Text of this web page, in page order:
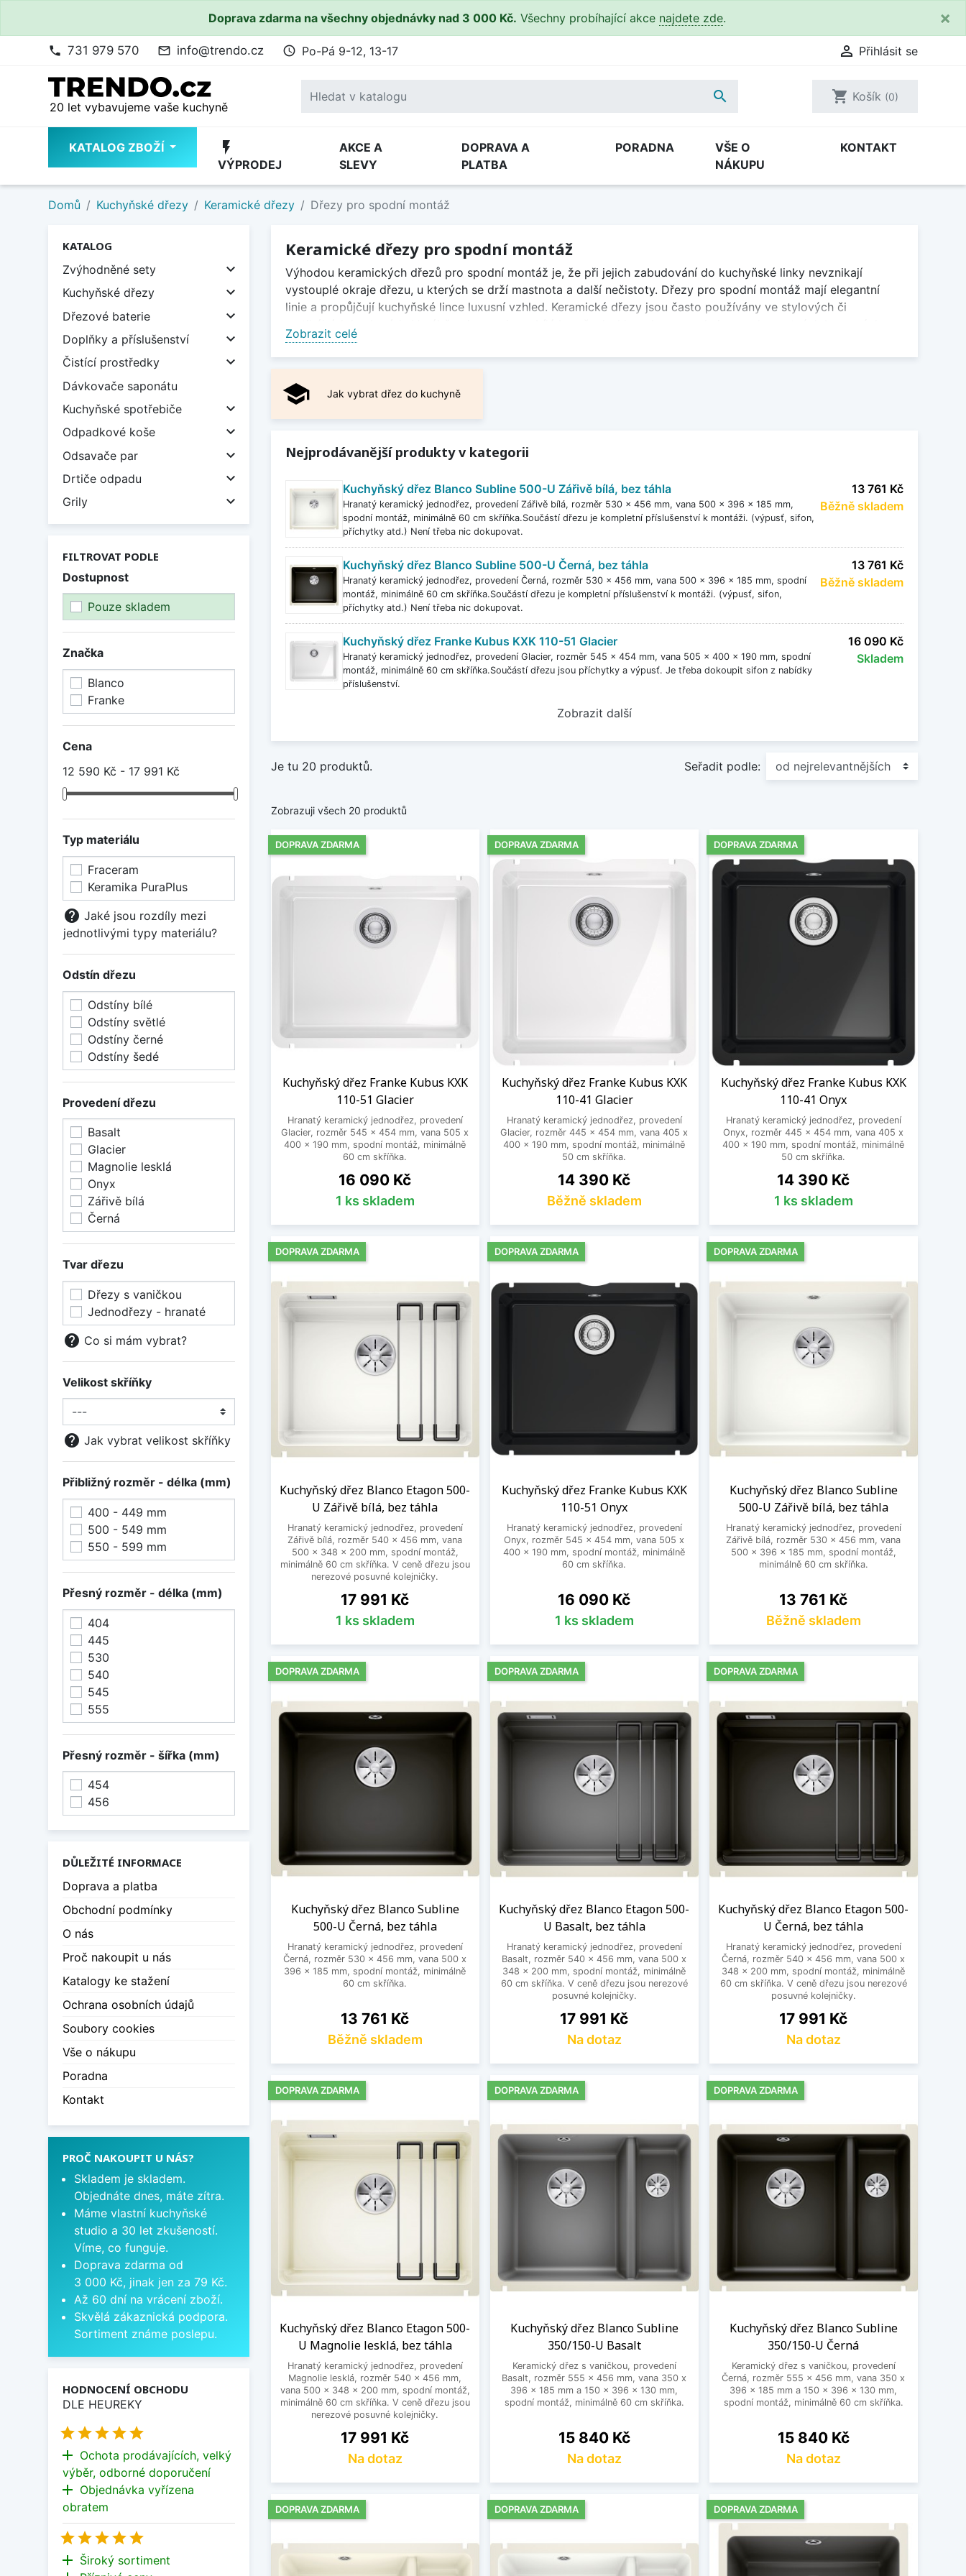
Doprava zdarma na všechny objednávky nad 3 000 Kč. Všechny probíhající akce najdete zde. ×
phone 731 979 570 mail_outline info@trendo.cz access_time Po-Pá 9-12, 13-17  Přihlásit se
20 let vybavujeme vaše kuchyně
 shopping_cart Košík (0)
KATALOG ZBOŽÍ flash_on
VÝPRODEJ
AKCE A
SLEVY
DOPRAVA A
PLATBA
PORADNA
VŠE O
NÁKUPU
KONTAKT
Domů Kuchyňské dřezy Keramické dřezy Dřezy pro spodní montáž
KATALOG
Zvýhodněné sety

Kuchyňské dřezy 
Dřezové baterie 
Doplňky a příslušenství 
Čistící prostředky 
Dávkovače saponátu
Kuchyňské spotřebiče

Odpadkové koše 
Odsavače par 
Drtiče odpadu 
Grily 
FILTROVAT PODLE
Dostupnost
Pouze skladem
Značka
Blanco
Franke
Cena
12 590 Kč - 17 991 Kč
Typ materiálu
Fraceram
Keramika PuraPlus
help Jaké jsou rozdíly mezi
jednotlivými typy materiálu?
Odstín dřezu
Odstíny bílé
Odstíny světlé
Odstíny černé
Odstíny šedé
Provedení dřezu
Basalt
Glacier
Magnolie lesklá
Onyx
Zářivě bílá
Černá
Tvar dřezu
Dřezy s vaničkou
Jednodřezy - hranaté
help Co si mám vybrat?
Velikost skříňky
help Jak vybrat velikost skříňky
Přibližný rozměr - délka (mm)
400 - 449 mm
500 - 549 mm
550 - 599 mm
Přesný rozměr - délka (mm)
404
445
530
540
545
555
Přesný rozměr - šířka (mm)
454
456
DŮLEŽITÉ INFORMACE
Doprava a platba
Obchodní podmínky
O nás
Proč nakoupit u nás
Katalogy ke stažení
Ochrana osobních údajů
Soubory cookies
Vše o nákupu
Poradna
Kontakt
PROČ NAKOUPIT U NÁS?
Skladem je skladem.
Objednáte dnes, máte zítra.
Máme vlastní kuchyňské
studio a 30 let zkušeností.
Víme, co funguje.
Doprava zdarma od
3 000 Kč, jinak jen za 79 Kč.
Až 60 dní na vrácení zboží.
Skvělá zákaznická podpora.
Sortiment známe poslepu.
HODNOCENÍ OBCHODU
DLE HEUREKY

add Ochota prodávajících, velký
výběr, odborné doporučení
add Objednávka vyřízena
obratem

add Široký sortiment
Keramické dřezy pro spodní montáž
Zobrazit celé
Výhodou keramických dřezů pro spodní montáž je, že při jejich zabudování do kuchyňské linky nevznikají
vystouplé okraje dřezu, u kterých se drží mastnota a další nečistoty. Dřezy pro spodní montáž mají elegantní
linie a propůjčují kuchyňské lince luxusní vzhled. Keramické dřezy jsou často používány ve stylových či
provedeních. Díky snadnému tvarování keramiky nabízejí keramické dřezy spoustu zajímavých tvarů. Jsou
odolné vůči působení tepla i agresivních chemikálií, jsou netečné k pachům, mají vynikající odolnost proti oděru a
Zobrazit méně
school Jak vybrat dřez do kuchyně
Nejprodávanější produkty v kategorii
Kuchyňský dřez Blanco Subline 500-U Zářivě bílá, bez táhla
Hranatý keramický jednodřez, provedení Zářivě bílá, rozměr 530 x 456 mm, vana 500 x 396 x 185 mm,
spodní montáž, minimálně 60 cm skříňka.Součástí dřezu je kompletní příslušenství k montáži. (výpusť, sifon,
příchytky atd.) Není třeba nic dokupovat.
13 761 Kč
Běžně skladem
Kuchyňský dřez Blanco Subline 500-U Černá, bez táhla
Hranatý keramický jednodřez, provedení Černá, rozměr 530 x 456 mm, vana 500 x 396 x 185 mm, spodní
montáž, minimálně 60 cm skříňka.Součástí dřezu je kompletní příslušenství k montáži. (výpusť, sifon,
příchytky atd.) Není třeba nic dokupovat.
13 761 Kč
Běžně skladem
Kuchyňský dřez Franke Kubus KXK 110-51 Glacier
Hranatý keramický jednodřez, provedení Glacier, rozměr 545 x 454 mm, vana 505 x 400 x 190 mm, spodní
montáž, minimálně 60 cm skříňka.Součástí dřezu jsou příchytky a výpusť. Je třeba dokoupit sifon z nabídky
příslušenství.
16 090 Kč
Skladem
Zobrazit další
Je tu 20 produktů. Seřadit podle:
Zobrazuji všech 20 produktů
Kuchyňský dřez Franke Kubus KXK
110-51 Glacier
Hranatý keramický jednodřez, provedení
Glacier, rozměr 545 x 454 mm, vana 505 x
400 x 190 mm, spodní montáž, minimálně
60 cm skříňka.
Cena
16 090 Kč
1 ks skladem
DOPRAVA ZDARMA
Kuchyňský dřez Franke Kubus KXK
110-41 Glacier
Hranatý keramický jednodřez, provedení
Glacier, rozměr 445 x 454 mm, vana 405 x
400 x 190 mm, spodní montáž, minimálně
50 cm skříňka.
Cena
14 390 Kč
Běžně skladem
DOPRAVA ZDARMA
Kuchyňský dřez Franke Kubus KXK
110-41 Onyx
Hranatý keramický jednodřez, provedení
Onyx, rozměr 445 x 454 mm, vana 405 x
400 x 190 mm, spodní montáž, minimálně
50 cm skříňka.
Cena
14 390 Kč
1 ks skladem
DOPRAVA ZDARMA
Kuchyňský dřez Blanco Etagon 500-
U Zářivě bílá, bez táhla
Hranatý keramický jednodřez, provedení
Zářivě bílá, rozměr 540 x 456 mm, vana
500 x 348 x 200 mm, spodní montáž,
minimálně 60 cm skříňka. V ceně dřezu jsou
nerezové posuvné kolejničky.
Cena
17 991 Kč
1 ks skladem
DOPRAVA ZDARMA
Kuchyňský dřez Franke Kubus KXK
110-51 Onyx
Hranatý keramický jednodřez, provedení
Onyx, rozměr 545 x 454 mm, vana 505 x
400 x 190 mm, spodní montáž, minimálně
60 cm skříňka.
Cena
16 090 Kč
1 ks skladem
DOPRAVA ZDARMA
Kuchyňský dřez Blanco Subline
500-U Zářivě bílá, bez táhla
Hranatý keramický jednodřez, provedení
Zářivě bílá, rozměr 530 x 456 mm, vana
500 x 396 x 185 mm, spodní montáž,
minimálně 60 cm skříňka.
Cena
13 761 Kč
Běžně skladem
DOPRAVA ZDARMA
Kuchyňský dřez Blanco Subline
500-U Černá, bez táhla
Hranatý keramický jednodřez, provedení
Černá, rozměr 530 x 456 mm, vana 500 x
396 x 185 mm, spodní montáž, minimálně
60 cm skříňka.
Cena
13 761 Kč
Běžně skladem
DOPRAVA ZDARMA
Kuchyňský dřez Blanco Etagon 500-
U Basalt, bez táhla
Hranatý keramický jednodřez, provedení
Basalt, rozměr 540 x 456 mm, vana 500 x
348 x 200 mm, spodní montáž, minimálně
60 cm skříňka. V ceně dřezu jsou nerezové
posuvné kolejničky.
Cena
17 991 Kč
Na dotaz
DOPRAVA ZDARMA
Kuchyňský dřez Blanco Etagon 500-
U Černá, bez táhla
Hranatý keramický jednodřez, provedení
Černá, rozměr 540 x 456 mm, vana 500 x
348 x 200 mm, spodní montáž, minimálně
60 cm skříňka. V ceně dřezu jsou nerezové
posuvné kolejničky.
Cena
17 991 Kč
Na dotaz
DOPRAVA ZDARMA
Kuchyňský dřez Blanco Etagon 500-
U Magnolie lesklá, bez táhla
Hranatý keramický jednodřez, provedení
Magnolie lesklá, rozměr 540 x 456 mm,
vana 500 x 348 x 200 mm, spodní montáž,
minimálně 60 cm skříňka. V ceně dřezu jsou
nerezové posuvné kolejničky.
Cena
17 991 Kč
Na dotaz
DOPRAVA ZDARMA
Kuchyňský dřez Blanco Subline
350/150-U Basalt
Keramický dřez s vaničkou, provedení
Basalt, rozměr 555 x 456 mm, vana 350 x
396 x 185 mm a 150 x 396 x 130 mm,
spodní montáž, minimálně 60 cm skříňka.
Cena
15 840 Kč
Na dotaz
DOPRAVA ZDARMA
Kuchyňský dřez Blanco Subline
350/150-U Černá
Keramický dřez s vaničkou, provedení
Černá, rozměr 555 x 456 mm, vana 350 x
396 x 185 mm a 150 x 396 x 130 mm,
spodní montáž, minimálně 60 cm skříňka.
Cena
15 840 Kč
Na dotaz
DOPRAVA ZDARMA
DOPRAVA ZDARMA DOPRAVA ZDARMA DOPRAVA ZDARMA